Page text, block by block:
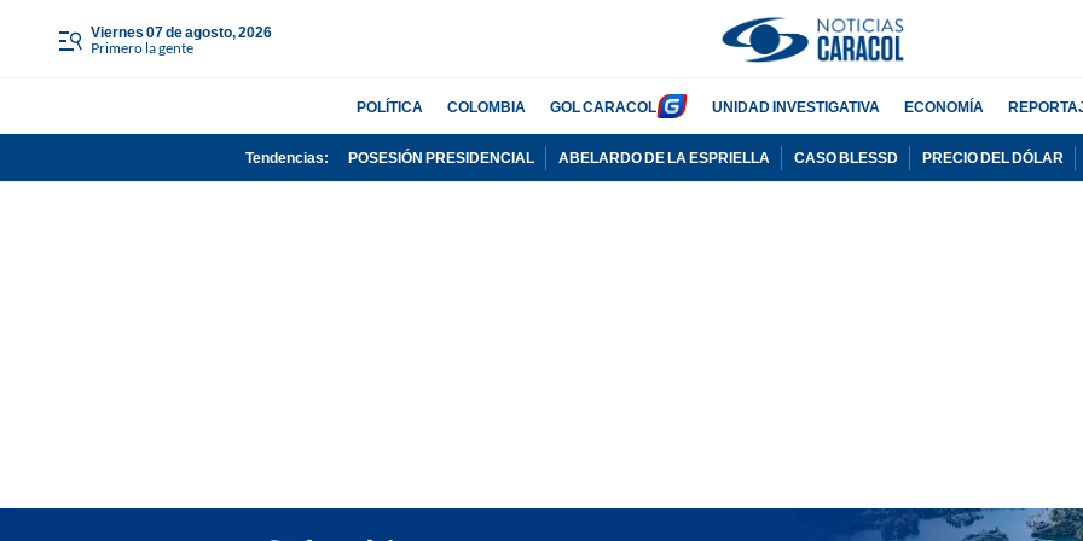
viernes 07 de agosto, 2026
Primero la gente
POLÍTICA COLOMBIA GOL CARACOL UNIDAD INVESTIGATIVA ECONOMÍA
Tendencias: POSESIÓN PRESIDENCIAL ABELARDO DE LA ESPRIELLA CASO BLESSD PRECIO DEL DÓLAR